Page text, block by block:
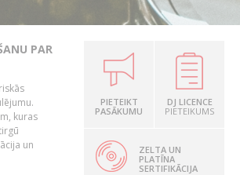
PAR
kuras
un
PIETEIKT
PASĀKUMU
DJ LICENCE
PIETEIKUMS
ZELTA UN
PLATĪNA
SERTIFIKĀCIJA